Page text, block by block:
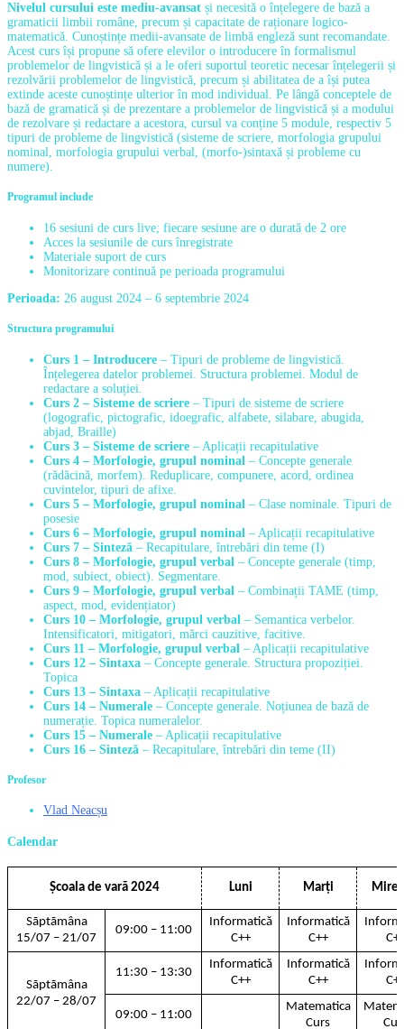
Nivelul cursului este mediu-avansat și necesită o înțelegere de bază a
gramaticii limbii române, precum și capacitate de raționare logico-
matematică. Cunoștințe medii-avansate de limbă engleză sunt recomandate.
Acest curs își propune să ofere elevilor o introducere în formalismul
problemelor de lingvistică și a le oferi suportul teoretic necesar înțelegerii și
rezolvării problemelor de lingvistică, precum și abilitatea de a își putea
extinde aceste cunoștințe ulterior în mod individual. Pe lângă conceptele de
bază de gramatică și de prezentare a problemelor de lingvistică și a modului
de rezolvare și redactare a acestora, cursul va conține 5 module, respectiv 5
tipuri de probleme de lingvistică (sisteme de scriere, morfologia grupului
nominal, morfologia grupului verbal, (morfo-)sintaxă și probleme cu
numere).
Programul include
16 sesiuni de curs live; fiecare sesiune are o durată de 2 ore
Acces la sesiunile de curs înregistrate
Materiale suport de curs
Monitorizare continuă pe perioada programului
Perioada: 26 august 2024 – 6 septembrie 2024
Structura programului
Curs 1 – Introducere – Tipuri de probleme de lingvistică.
Înțelegerea datelor problemei. Structura problemei. Modul de
redactare a soluției.
Curs 2 – Sisteme de scriere – Tipuri de sisteme de scriere
(logografic, pictografic, idoegrafic, alfabete, silabare, abugida,
abjad, Braille)
Curs 3 – Sisteme de scriere – Aplicații recapitulative
Curs 4 – Morfologie, grupul nominal – Concepte generale
(rădăcină, morfem). Reduplicare, compunere, acord, ordinea
cuvintelor, tipuri de afixe.
Curs 5 – Morfologie, grupul nominal – Clase nominale. Tipuri de
posesie
Curs 6 – Morfologie, grupul nominal – Aplicații recapitulative
Curs 7 – Sinteză – Recapitulare, întrebări din teme (I)
Curs 8 – Morfologie, grupul verbal – Concepte generale (timp,
mod, subiect, obiect). Segmentare.
Curs 9 – Morfologie, grupul verbal – Combinații TAME (timp,
aspect, mod, evidențiator)
Curs 10 – Morfologie, grupul verbal – Semantica verbelor.
Intensificatori, mitigatori, mărci cauzitive, facitive.
Curs 11 – Morfologie, grupul verbal – Aplicații recapitulative
Curs 12 – Sintaxa – Concepte generale. Structura propoziției.
Topica
Curs 13 – Sintaxa – Aplicații recapitulative
Curs 14 – Numerale – Concepte generale. Noțiunea de bază de
numerație. Topica numeralelor.
Curs 15 – Numerale – Aplicații recapitulative
Curs 16 – Sinteză – Recapitulare, întrebări din teme (II)
Profesor
Vlad Neacșu
Calendar
Școala de vară 2024 Luni Marți
Sãptãmâna
15/07 – 21/07
09:00 – 11:00
Informatică
C++
Informatică
C++
Sãptãmâna
22/07 – 28/07
11:30 – 13:30
Informatică
C++
Informatică
C++
09:00 – 11:00
Matematica
Curs